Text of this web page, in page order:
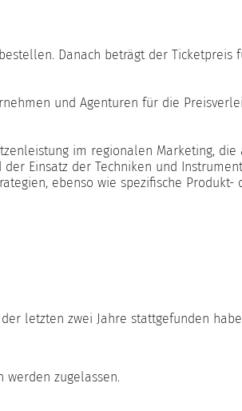
bestellen. Danach beträgt der Ticketpreis
und Agenturen für die
im regionalen Marketing,
Einsatz der Techniken und
ebenso wie spezifische Produkt-
letzten zwei Jahre stattgefunden
zugelassen.